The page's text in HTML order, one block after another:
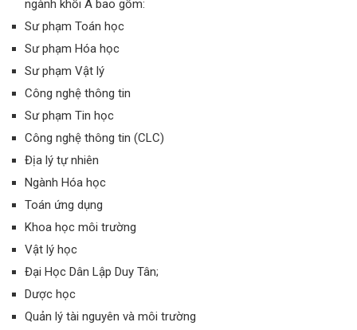
ngành khối A bao gồm:
Sư phạm Toán học
Sư phạm Hóa học
Sư phạm Vật lý
Công nghệ thông tin
Sư phạm Tin học
Công nghệ thông tin (CLC)
Địa lý tự nhiên
Ngành Hóa học
Toán ứng dụng
Khoa học môi trường
Vật lý học
Đại Học Dân Lập Duy Tân;
Dược học
Quản lý tài nguyên và môi trường